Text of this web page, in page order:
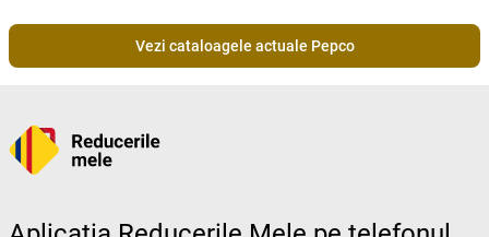
Vezi cataloagele actuale Pepco